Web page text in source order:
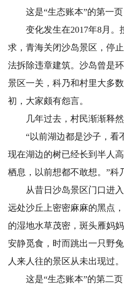
这是“生态账本”的第一页
变化发生在2017年8月。
求，青海关闭沙岛景区，停
法拆除违章建筑。沙岛曾是
景区一关，科乃和村里大多
初，大家颇有怨言。
几年过去，村民渐渐释然
“以前湖边都是沙子，看
现在湖边的树已经长到半人
栖息，以前想都不敢想。”科
从昔日沙岛景区门口进入
远处沙丘上密密麻麻的黑点
的湿地水草茂密，斑头雁妈
安静觅食，时而跳出一只野
人来人往的景区从未出现过。
这是“生态账本”的第二页